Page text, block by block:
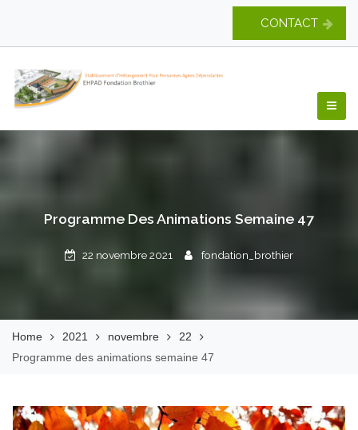
content
CONTACT
Brothier
Programme Des Animations Semaine 47
22 novembre 2021 fondation_brothier
Home 2021 novembre
22
Programme des animations semaine 47